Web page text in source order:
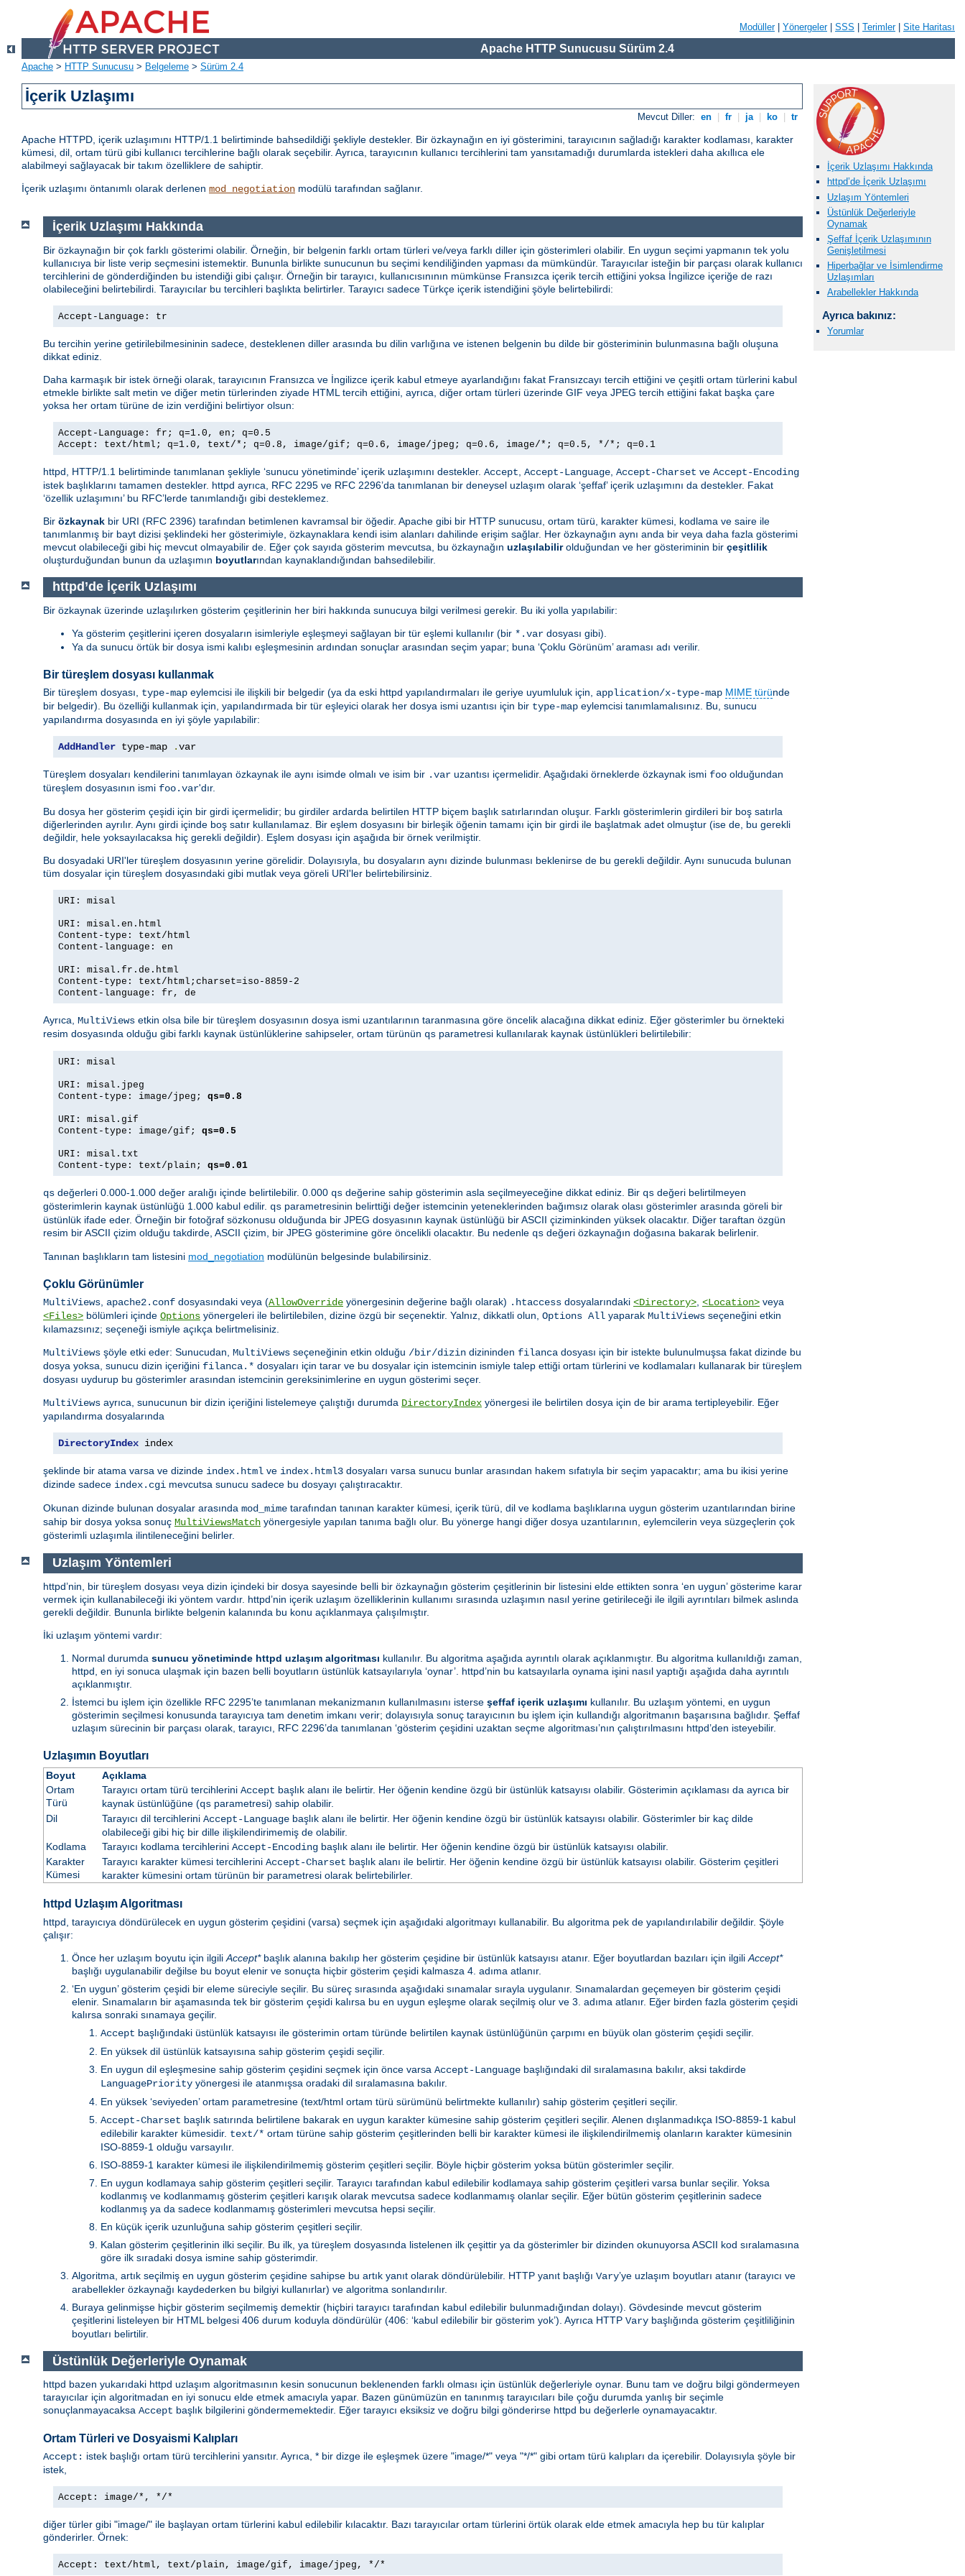
Modüller| Yönergeler| SSS Terimler| Site Haritası
Apache HTTP Sunucusu Sürüm 2.4
Apache > HTTP Sunucusu > Belgeleme > Sürüm 2.4
İçerik Uzlaşımı
Mevcut Diller: en fr ja ko tr
Apache HTTPD, içerik uzlaşımını HTTP/1.1 belirtiminde bahsedildiği şekliyle destekler. Bir özkaynağın en iyi gösterimini, tarayıcının sağladığı karakter kodlaması, karakter
kümesi, dil, ortam türü gibi kullanıcı tercihlerine bağlı olarak seçebilir. Ayrıca, tarayıcının kullanıcı tercihlerini tam yansıtamadığı durumlarda istekleri daha akıllıca ele
alabilmeyi sağlayacak bir takım özelliklere de sahiptir.
İçerik uzlaşımı öntanımlı olarak derlenen mod_negotiation modülü tarafından sağlanır.
İçerik Uzlaşımı Hakkında
httpd’de İçerik Uzlaşımı
Uzlaşım Yöntemleri
Üstünlük Değerleriyle
Oynamak
Şeffaf İçerik Uzlaşımının
Genişletilmesi
Hiperbağlar ve İsimlendirme
Uzlaşımları
Arabellekler Hakkında
Ayrıca bakınız:
Yorumlar
İçerik Uzlaşımı Hakkında
Bir özkaynağın bir çok farklı gösterimi olabilir. Örneğin, bir belgenin farklı ortam türleri ve/veya farklı diller için gösterimleri olabilir. En uygun seçimi yapmanın tek yolu
kullanıcıya bir liste verip seçmesini istemektir. Bununla birlikte sunucunun bu seçimi kendiliğinden yapması da mümkündür. Tarayıcılar isteğin bir parçası olarak kullanıcı
tercihlerini de gönderdiğinden bu istendiği gibi çalışır. Örneğin bir tarayıcı, kullanıcısınının mümkünse Fransızca içerik tercih ettiğini yoksa İngilizce içeriğe de razı
olabileceğini belirtebilirdi. Tarayıcılar bu tercihleri başlıkta belirtirler. Tarayıcı sadece Türkçe içerik istendiğini şöyle belirtebilirdi:
Accept-Language: tr
Bu tercihin yerine getirilebilmesininin sadece, desteklenen diller arasında bu dilin varlığına ve istenen belgenin bu dilde bir gösteriminin bulunmasına bağlı oluşuna
dikkat ediniz.
Daha karmaşık bir istek örneği olarak, tarayıcının Fransızca ve İngilizce içerik kabul etmeye ayarlandığını fakat Fransızcayı tercih ettiğini ve çeşitli ortam türlerini kabul
etmekle birlikte salt metin ve diğer metin türlerinden ziyade HTML tercih ettiğini, ayrıca, diğer ortam türleri üzerinde GIF veya JPEG tercih ettiğini fakat başka çare
yoksa her ortam türüne de izin verdiğini belirtiyor olsun:
Accept-Language: fr; q=1.0, en; q=0.5
Accept: text/html; q=1.0, text/*; q=0.8, image/gif; q=0.6, image/jpeg; q=0.6, image/*; q=0.5, */*; q=0.1
httpd, HTTP/1.1 belirtiminde tanımlanan şekliyle ‘sunucu yönetiminde’ içerik uzlaşımını destekler. Accept Accept-Language Accept-Charset ve Accept-Encoding
istek başlıklarını tamamen destekler. httpd ayrıca, RFC 2295 ve RFC 2296’da tanımlanan bir deneysel uzlaşım olarak ‘şeffaf’ içerik uzlaşımını da destekler. Fakat
‘özellik uzlaşımını’ bu RFC’lerde tanımlandığı gibi desteklemez.
Bir özkaynak bir URI (RFC 2396) tarafından betimlenen kavramsal bir öğedir. Apache gibi bir HTTP sunucusu, ortam türü, karakter kümesi, kodlama ve saire ile
tanımlanmış bir bayt dizisi şeklindeki her gösterimiyle, özkaynaklara kendi isim alanları dahilinde erişim sağlar. Her özkaynağın aynı anda bir veya daha fazla gösterimi
mevcut olabileceği gibi hiç mevcut olmayabilir de. Eğer çok sayıda gösterim mevcutsa, bu özkaynağın uzlaşılabilirolduğundan ve her gösteriminin bir çeşitlilik
oluşturduğundan bunun da uzlaşımın boyutlarından kaynaklandığından bahsedilebilir.
httpd’de İçerik Uzlaşımı
Bir özkaynak üzerinde uzlaşılırken gösterim çeşitlerinin her biri hakkında sunucuya bilgi verilmesi gerekir. Bu iki yolla yapılabilir:
Ya gösterim çeşitlerini içeren dosyaların isimleriyle eşleşmeyi sağlayan bir tür eşlemi kullanılır (bir *.var dosyası gibi).
Ya da sunucu örtük bir dosya ismi kalıbı eşleşmesinin ardından sonuçlar arasından seçim yapar; buna ‘Çoklu Görünüm’ araması adı verilir.
Bir türeşlem dosyası kullanmak
Bir türeşlem dosyası, type-map eylemcisi ile ilişkili bir belgedir (ya da eski httpd yapılandırmaları ile geriye uyumluluk için, application/x-type-map MIME türünde
bir belgedir). Bu özelliği kullanmak için, yapılandırmada bir tür eşleyici olarak her dosya ismi uzantısı için bir type-map eylemcisi tanımlamalısınız. Bu, sunucu
yapılandırma dosyasında en iyi şöyle yapılabilir:
AddHandler type-map .var
Türeşlem dosyaları kendilerini tanımlayan özkaynak ile aynı isimde olmalı ve isim bir .var uzantısı içermelidir. Aşağıdaki örneklerde özkaynak ismi foo olduğundan
türeşlem dosyasının ismi foo.var'dır.
Bu dosya her gösterim çeşidi için bir girdi içermelidir; bu girdiler ardarda belirtilen HTTP biçem başlık satırlarından oluşur. Farklı gösterimlerin girdileri bir boş satırla
diğerlerinden ayrılır. Aynı girdi içinde boş satır kullanılamaz. Bir eşlem dosyasını bir birleşik öğenin tamamı için bir girdi ile başlatmak adet olmuştur (ise de, bu gerekli
değildir, hele yoksayılacaksa hiç gerekli değildir). Eşlem dosyası için aşağıda bir örnek verilmiştir.
Bu dosyadaki URI'ler türeşlem dosyasının yerine görelidir. Dolayısıyla, bu dosyaların aynı dizinde bulunması beklenirse de bu gerekli değildir. Aynı sunucuda bulunan
tüm dosyalar için türeşlem dosyasındaki gibi mutlak veya göreli URI'ler belirtebilirsiniz.
URI: misal
URI: misal.en.html
Content-type: text/html
Content-language: en
URI: misal.fr.de.html
Content-type: text/html;charset=iso-8859-2
Content-language: fr, de
Ayrıca, MultiViews etkin olsa bile bir türeşlem dosyasının dosya ismi uzantılarının taranmasına göre öncelik alacağına dikkat ediniz. Eğer gösterimler bu örnekteki
resim dosyasında olduğu gibi farklı kaynak üstünlüklerine sahipseler, ortam türünün qs parametresi kullanılarak kaynak üstünlükleri belirtilebilir:
URI: misal
URI: misal.jpeg
Content-type: image/jpeg; qs=0.8
URI: misal.gif
Content-type: image/gif; qs=0.5
URI: misal.txt
Content-type: text/plain; qs=0.01
qs değerleri 0.000-1.000 değer aralığı içinde belirtilebilir. 0.000 qs değerine sahip gösterimin asla seçilmeyeceğine dikkat ediniz. Bir qs değeri belirtilmeyen
gösterimlerin kaynak üstünlüğü 1.000 kabul edilir. qs parametresinin belirttiği değer istemcinin yeteneklerinden bağımsız olarak olası gösterimler arasında göreli bir
üstünlük ifade eder. Örneğin bir fotoğraf sözkonusu olduğunda bir JPEG dosyasının kaynak üstünlüğü bir ASCII çiziminkinden yüksek olacaktır. Diğer taraftan özgün
resim bir ASCII çizim olduğu takdirde, ASCII çizim, bir JPEG gösterimine göre öncelikli olacaktır. Bu nedenle qs değeri özkaynağın doğasına bakarak belirlenir.
Tanınan başlıkların tam listesini mod_negotiation modülünün belgesinde bulabilirsiniz.
Çoklu Görünümler
MultiViews, apache2.conf dosyasındaki veya (AllowOverride yönergesinin değerine bağlı olarak) .htaccess dosyalarındaki <Directory>, <Location> veya
<Files> bölümleri içinde Options yönergeleri ile belirtilebilen, dizine özgü bir seçenektir. Yalnız, dikkatli olun, Options All yaparak MultiViews seçeneğini etkin
kılamazsınız; seçeneği ismiyle açıkça belirtmelisiniz.
MultiViews şöyle etki eder: Sunucudan, MultiViews seçeneğinin etkin olduğu /bir/dizin dizininden filanca dosyası için bir istekte bulunulmuşsa fakat dizinde bu
dosya yoksa, sunucu dizin içeriğini filanca.* dosyaları için tarar ve bu dosyalar için istemcinin ismiyle talep ettiği ortam türlerini ve kodlamaları kullanarak bir türeşlem
dosyası uydurup bu gösterimler arasından istemcinin gereksinimlerine en uygun gösterimi seçer.
MultiViews ayrıca, sunucunun bir dizin içeriğini listelemeye çalıştığı durumda DirectoryIndex yönergesi ile belirtilen dosya için de bir arama tertipleyebilir. Eğer
yapılandırma dosyalarında
DirectoryIndex index
şeklinde bir atama varsa ve dizinde index.html ve index.html3 dosyaları varsa sunucu bunlar arasından hakem sıfatıyla bir seçim yapacaktır; ama bu ikisi yerine
dizinde sadece index.cgi mevcutsa sunucu sadece bu dosyayı çalıştıracaktır.
Okunan dizinde bulunan dosyalar arasında mod_mime tarafından tanınan karakter kümesi, içerik türü, dil ve kodlama başlıklarına uygun gösterim uzantılarından birine
sahip bir dosya yoksa sonuç MultiViewsMatch yönergesiyle yapılan tanıma bağlı olur. Bu yönerge hangi diğer dosya uzantılarının, eylemcilerin veya süzgeçlerin çok
gösterimli uzlaşımla ilintileneceğini belirler.
Uzlaşım Yöntemleri
httpd’nin, bir türeşlem dosyası veya dizin içindeki bir dosya sayesinde belli bir özkaynağın gösterim çeşitlerinin bir listesini elde ettikten sonra ‘en uygun’ gösterime karar
vermek için kullanabileceği iki yöntem vardır. httpd’nin içerik uzlaşım özelliklerinin kullanımı sırasında uzlaşımın nasıl yerine getirileceği ile ilgili ayrıntıları bilmek aslında
gerekli değildir. Bununla birlikte belgenin kalanında bu konu açıklanmaya çalışılmıştır.
İki uzlaşım yöntemi vardır:
Normal durumda sunucu yönetiminde httpd uzlaşım algoritması kullanılır. Bu algoritma aşağıda ayrıntılı olarak açıklanmıştır. Bu algoritma kullanıldığı zaman,
httpd, en iyi sonuca ulaşmak için bazen belli boyutların üstünlük katsayılarıyla ‘oynar’. httpd’nin bu katsayılarla oynama işini nasıl yaptığı aşağıda daha ayrıntılı
açıklanmıştır.
İstemci bu işlem için özellikle RFC 2295’te tanımlanan mekanizmanın kullanılmasını isterse şeffaf içerik uzlaşımı kullanılır. Bu uzlaşım yöntemi, en uygun
gösterimin seçilmesi konusunda tarayıcıya tam denetim imkanı verir; dolayısıyla sonuç tarayıcının bu işlem için kullandığı algoritmanın başarısına bağlıdır. Şeffaf
uzlaşım sürecinin bir parçası olarak, tarayıcı, RFC 2296’da tanımlanan ‘gösterim çeşidini uzaktan seçme algoritması’nın çalıştırılmasını httpd’den isteyebilir.
Uzlaşımın Boyutları
Boyut
Açıklama
Ortam
Türü
Tarayıcı ortam türü tercihlerini Accept başlık alanı ile belirtir. Her öğenin kendine özgü bir üstünlük katsayısı olabilir. Gösterimin açıklaması da ayrıca bir
kaynak üstünlüğüne (qsparametresi) sahip olabilir.
Dil
Tarayıcı dil tercihlerini Accept-Languagebaşlık alanı ile belirtir. Her öğenin kendine özgü bir üstünlük katsayısı olabilir. Gösterimler bir kaç dilde
olabileceği gibi hiç bir dille ilişkilendirimemiş de olabilir.
Kodlama
Tarayıcı kodlama tercihlerini Accept-Encodingbaşlık alanı ile belirtir. Her öğenin kendine özgü bir üstünlük katsayısı olabilir.
Karakter
Kümesi
Tarayıcı karakter kümesi tercihlerini Accept-Charset başlık alanı ile belirtir. Her öğenin kendine özgü bir üstünlük katsayısı olabilir. Gösterim çeşitleri
karakter kümesini ortam türünün bir parametresi olarak belirtebilirler.
httpd Uzlaşım Algoritması
httpd, tarayıcıya döndürülecek en uygun gösterim çeşidini (varsa) seçmek için aşağıdaki algoritmayı kullanabilir. Bu algoritma pek de yapılandırılabilir değildir. Şöyle
çalışır:
Önce her uzlaşım boyutu için ilgili Accept*başlık alanına bakılıp her gösterim çeşidine bir üstünlük katsayısı atanır. Eğer boyutlardan bazıları için ilgili Accept*
başlığı uygulanabilir değilse bu boyut elenir ve sonuçta hiçbir gösterim çeşidi kalmasza 4. adıma atlanır.
‘En uygun’ gösterim çeşidi bir eleme süreciyle seçilir. Bu süreç sırasında aşağıdaki sınamalar sırayla uygulanır. Sınamalardan geçemeyen bir gösterim çeşidi
elenir. Sınamaların bir aşamasında tek bir gösterim çeşidi kalırsa bu en uygun eşleşme olarak seçilmiş olur ve 3. adıma atlanır. Eğer birden fazla gösterim çeşidi
kalırsa sonraki sınamaya geçilir.
Accept başlığındaki üstünlük katsayısı ile gösterimin ortam türünde belirtilen kaynak üstünlüğünün çarpımı en büyük olan gösterim çeşidi seçilir.
En yüksek dil üstünlük katsayısına sahip gösterim çeşidi seçilir.
En uygun dil eşleşmesine sahip gösterim çeşidini seçmek için önce varsa Accept-Language başlığındaki dil sıralamasına bakılır, aksi takdirde
LanguagePriority yönergesi ile atanmışsa oradaki dil sıralamasına bakılır.
En yüksek ‘seviyeden’ ortam parametresine (text/html ortam türü sürümünü belirtmekte kullanılır) sahip gösterim çeşitleri seçilir.
Accept-Charset başlık satırında belirtilene bakarak en uygun karakter kümesine sahip gösterim çeşitleri seçilir. Alenen dışlanmadıkça ISO-8859-1 kabul
edilebilir karakter kümesidir. text/* ortam türüne sahip gösterim çeşitlerinden belli bir karakter kümesi ile ilişkilendirilmemiş olanların karakter kümesinin
ISO-8859-1 olduğu varsayılır.
ISO-8859-1 karakter kümesi ile ilişkilendirilmemiş gösterim çeşitleri seçilir. Böyle hiçbir gösterim yoksa bütün gösterimler seçilir.
En uygun kodlamaya sahip gösterim çeşitleri seçilir. Tarayıcı tarafından kabul edilebilir kodlamaya sahip gösterim çeşitleri varsa bunlar seçilir. Yoksa
kodlanmış ve kodlanmamış gösterim çeşitleri karışık olarak mevcutsa sadece kodlanmamış olanlar seçilir. Eğer bütün gösterim çeşitlerinin sadece
kodlanmış ya da sadece kodlanmamış gösterimleri mevcutsa hepsi seçilir.
En küçük içerik uzunluğuna sahip gösterim çeşitleri seçilir.
Kalan gösterim çeşitlerinin ilki seçilir. Bu ilk, ya türeşlem dosyasında listelenen ilk çeşittir ya da gösterimler bir dizinden okunuyorsa ASCII kod sıralamasına
göre ilk sıradaki dosya ismine sahip gösterimdir.
Algoritma, artık seçilmiş en uygun gösterim çeşidine sahipse bu artık yanıt olarak döndürülebilir. HTTP yanıt başlığı Vary’ye uzlaşım boyutları atanır (tarayıcı ve
arabellekler özkaynağı kaydederken bu bilgiyi kullanırlar) ve algoritma sonlandırılır.
Buraya gelinmişse hiçbir gösterim seçilmemiş demektir (hiçbiri tarayıcı tarafından kabul edilebilir bulunmadığından dolayı). Gövdesinde mevcut gösterim
çeşitlerini listeleyen bir HTML belgesi 406 durum koduyla döndürülür (406: ‘kabul edilebilir bir gösterim yok’). Ayrıca HTTP Vary başlığında gösterim çeşitliliğinin
boyutları belirtilir.
Üstünlük Değerleriyle Oynamak
httpd bazen yukarıdaki httpd uzlaşım algoritmasının kesin sonucunun beklenenden farklı olması için üstünlük değerleriyle oynar. Bunu tam ve doğru bilgi göndermeyen
tarayıcılar için algoritmadan en iyi sonucu elde etmek amacıyla yapar. Bazen günümüzün en tanınmış tarayıcıları bile çoğu durumda yanlış bir seçimle
sonuçlanmayacaksa Accept başlık bilgilerini göndermemektedir. Eğer tarayıcı eksiksiz ve doğru bilgi gönderirse httpd bu değerlerle oynamayacaktır.
Ortam Türleri ve Dosyaismi Kalıpları
Accept: istek başlığı ortam türü tercihlerini yansıtır. Ayrıca, * bir dizge ile eşleşmek üzere "image/*" veya "*/*" gibi ortam türü kalıpları da içerebilir. Dolayısıyla şöyle bir
istek,
Accept: image/*, */*
diğer türler gibi "image/" ile başlayan ortam türlerini kabul edilebilir kılacaktır. Bazı tarayıcılar ortam türlerini örtük olarak elde etmek amacıyla hep bu tür kalıplar
gönderirler. Örnek:
Accept: text/html, text/plain, image/gif, image/jpeg, */*